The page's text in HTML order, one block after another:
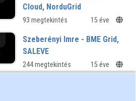
Cloud, NorduGrid
93 megtekintés 15 éve
Szeberényi Imre - BME Grid,
SALEVE
244 megtekintés 15 éve